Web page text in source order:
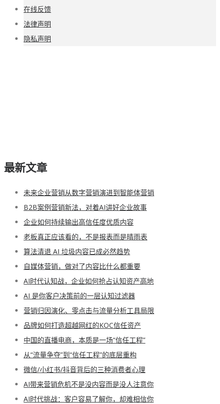
在线反馈
法律声明
隐私声明
最新文章
未来企业营销从数字营销演进到智能体营销
B2B案例营销新法，对着AI讲好企业故事
企业如何持续输出高信任度优质内容
老板真正应该看的，不是报表而是晴雨表
算法清退 AI 垃圾内容已成必然趋势
自媒体营销，做对了内容比什么都重要
AI时代认知战，企业如何抢占认知资产高地
AI 是你客户决策前的一层认知过滤器
营销归因演化、零点击与流量分析工具局限
品牌如何打造超越网红的KOC信任资产
中国的直播电商，本质是一场“信任工程”
从“流量争夺”到“信任工程”的底层重构
微信/小红书/抖音背后的三种消费者心理
AI带来营销危机不是没内容而是没人注意你
AI时代挑战：客户容易了解你，却难相信你